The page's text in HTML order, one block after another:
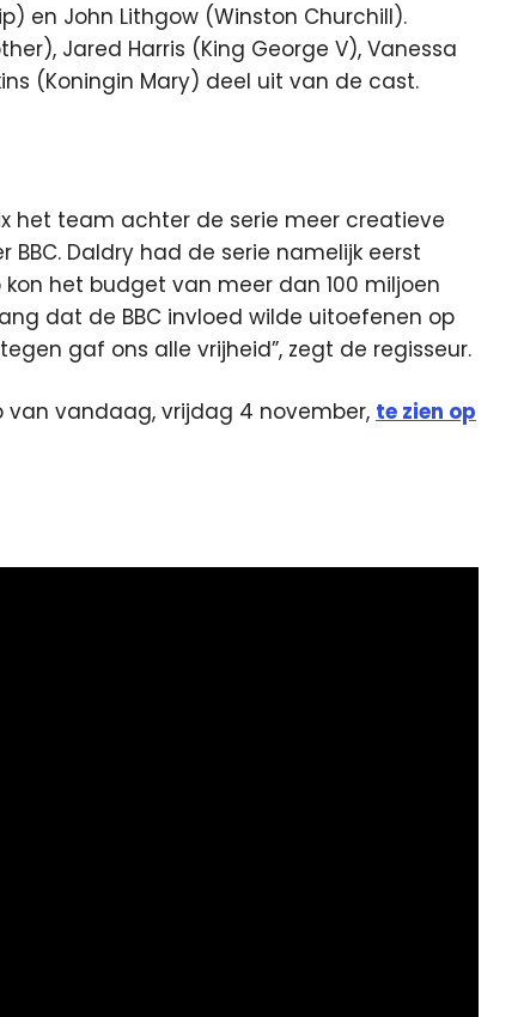
en John Lithgow (Winston Churchill).
Jared Harris (King George V), Vanessa
(Koningin Mary) deel uit van de cast.
het team achter de serie meer creatieve
Daldry had de serie namelijk eerst
het budget van meer dan 100 miljoen
dat de BBC invloed wilde uitoefenen op
gaf ons alle vrijheid”, zegt de regisseur.
van vandaag, vrijdag 4 november, te zien op